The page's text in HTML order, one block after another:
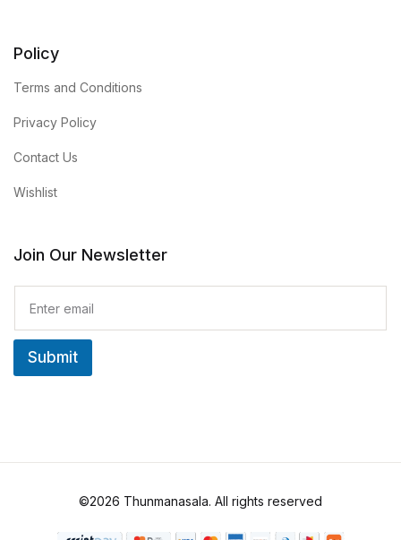
Policy
Terms and Conditions
Privacy Policy
Contact Us
Wishlist
Join Our Newsletter
a
i
*
Submit
©2026 Thunmanasala. All rights reserved